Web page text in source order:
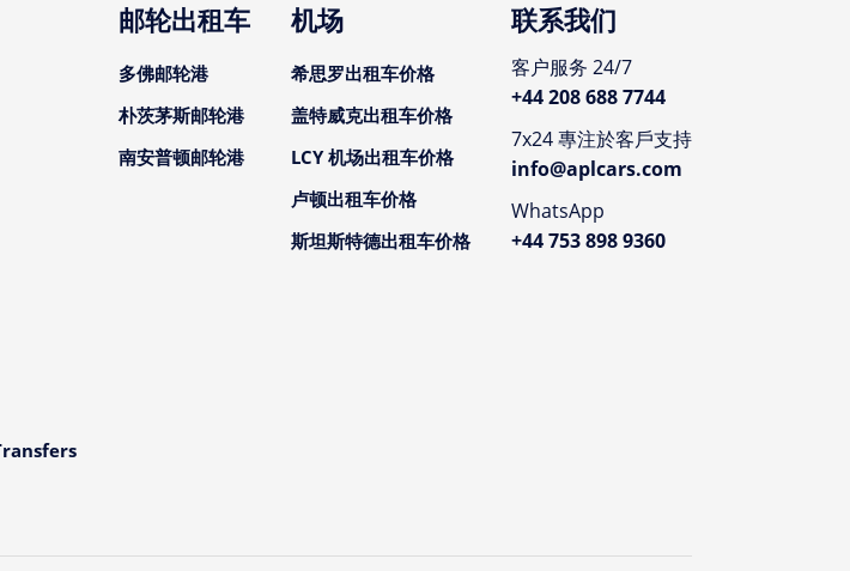
邮轮出租车
多佛邮轮港
朴茨茅斯邮轮港
南安普顿邮轮港
机场
希思罗出租车价格
盖特威克出租车价格
LCY 机场出租车价格
卢顿出租车价格
斯坦斯特德出租车价格
联系我们
客户服务 24/7
+44 208 688 7744
7x24 專注於客戶支持
info@aplcars.com
WhatsApp
+44 753 898 9360